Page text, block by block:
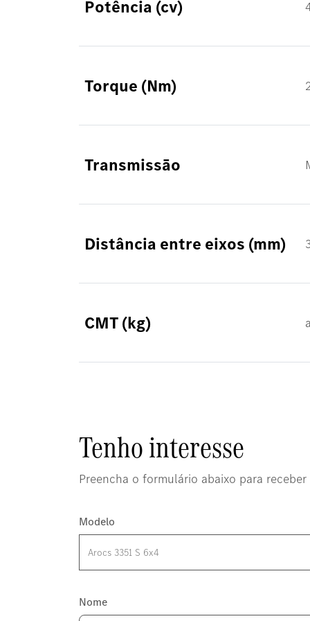
Potência (cv)
Torque (Nm)
Transmissāo
Distância entre eixos (mm)
CMT (kg)
Tenho interesse
Preencha o formulário abaixo para
Modelo
Nome